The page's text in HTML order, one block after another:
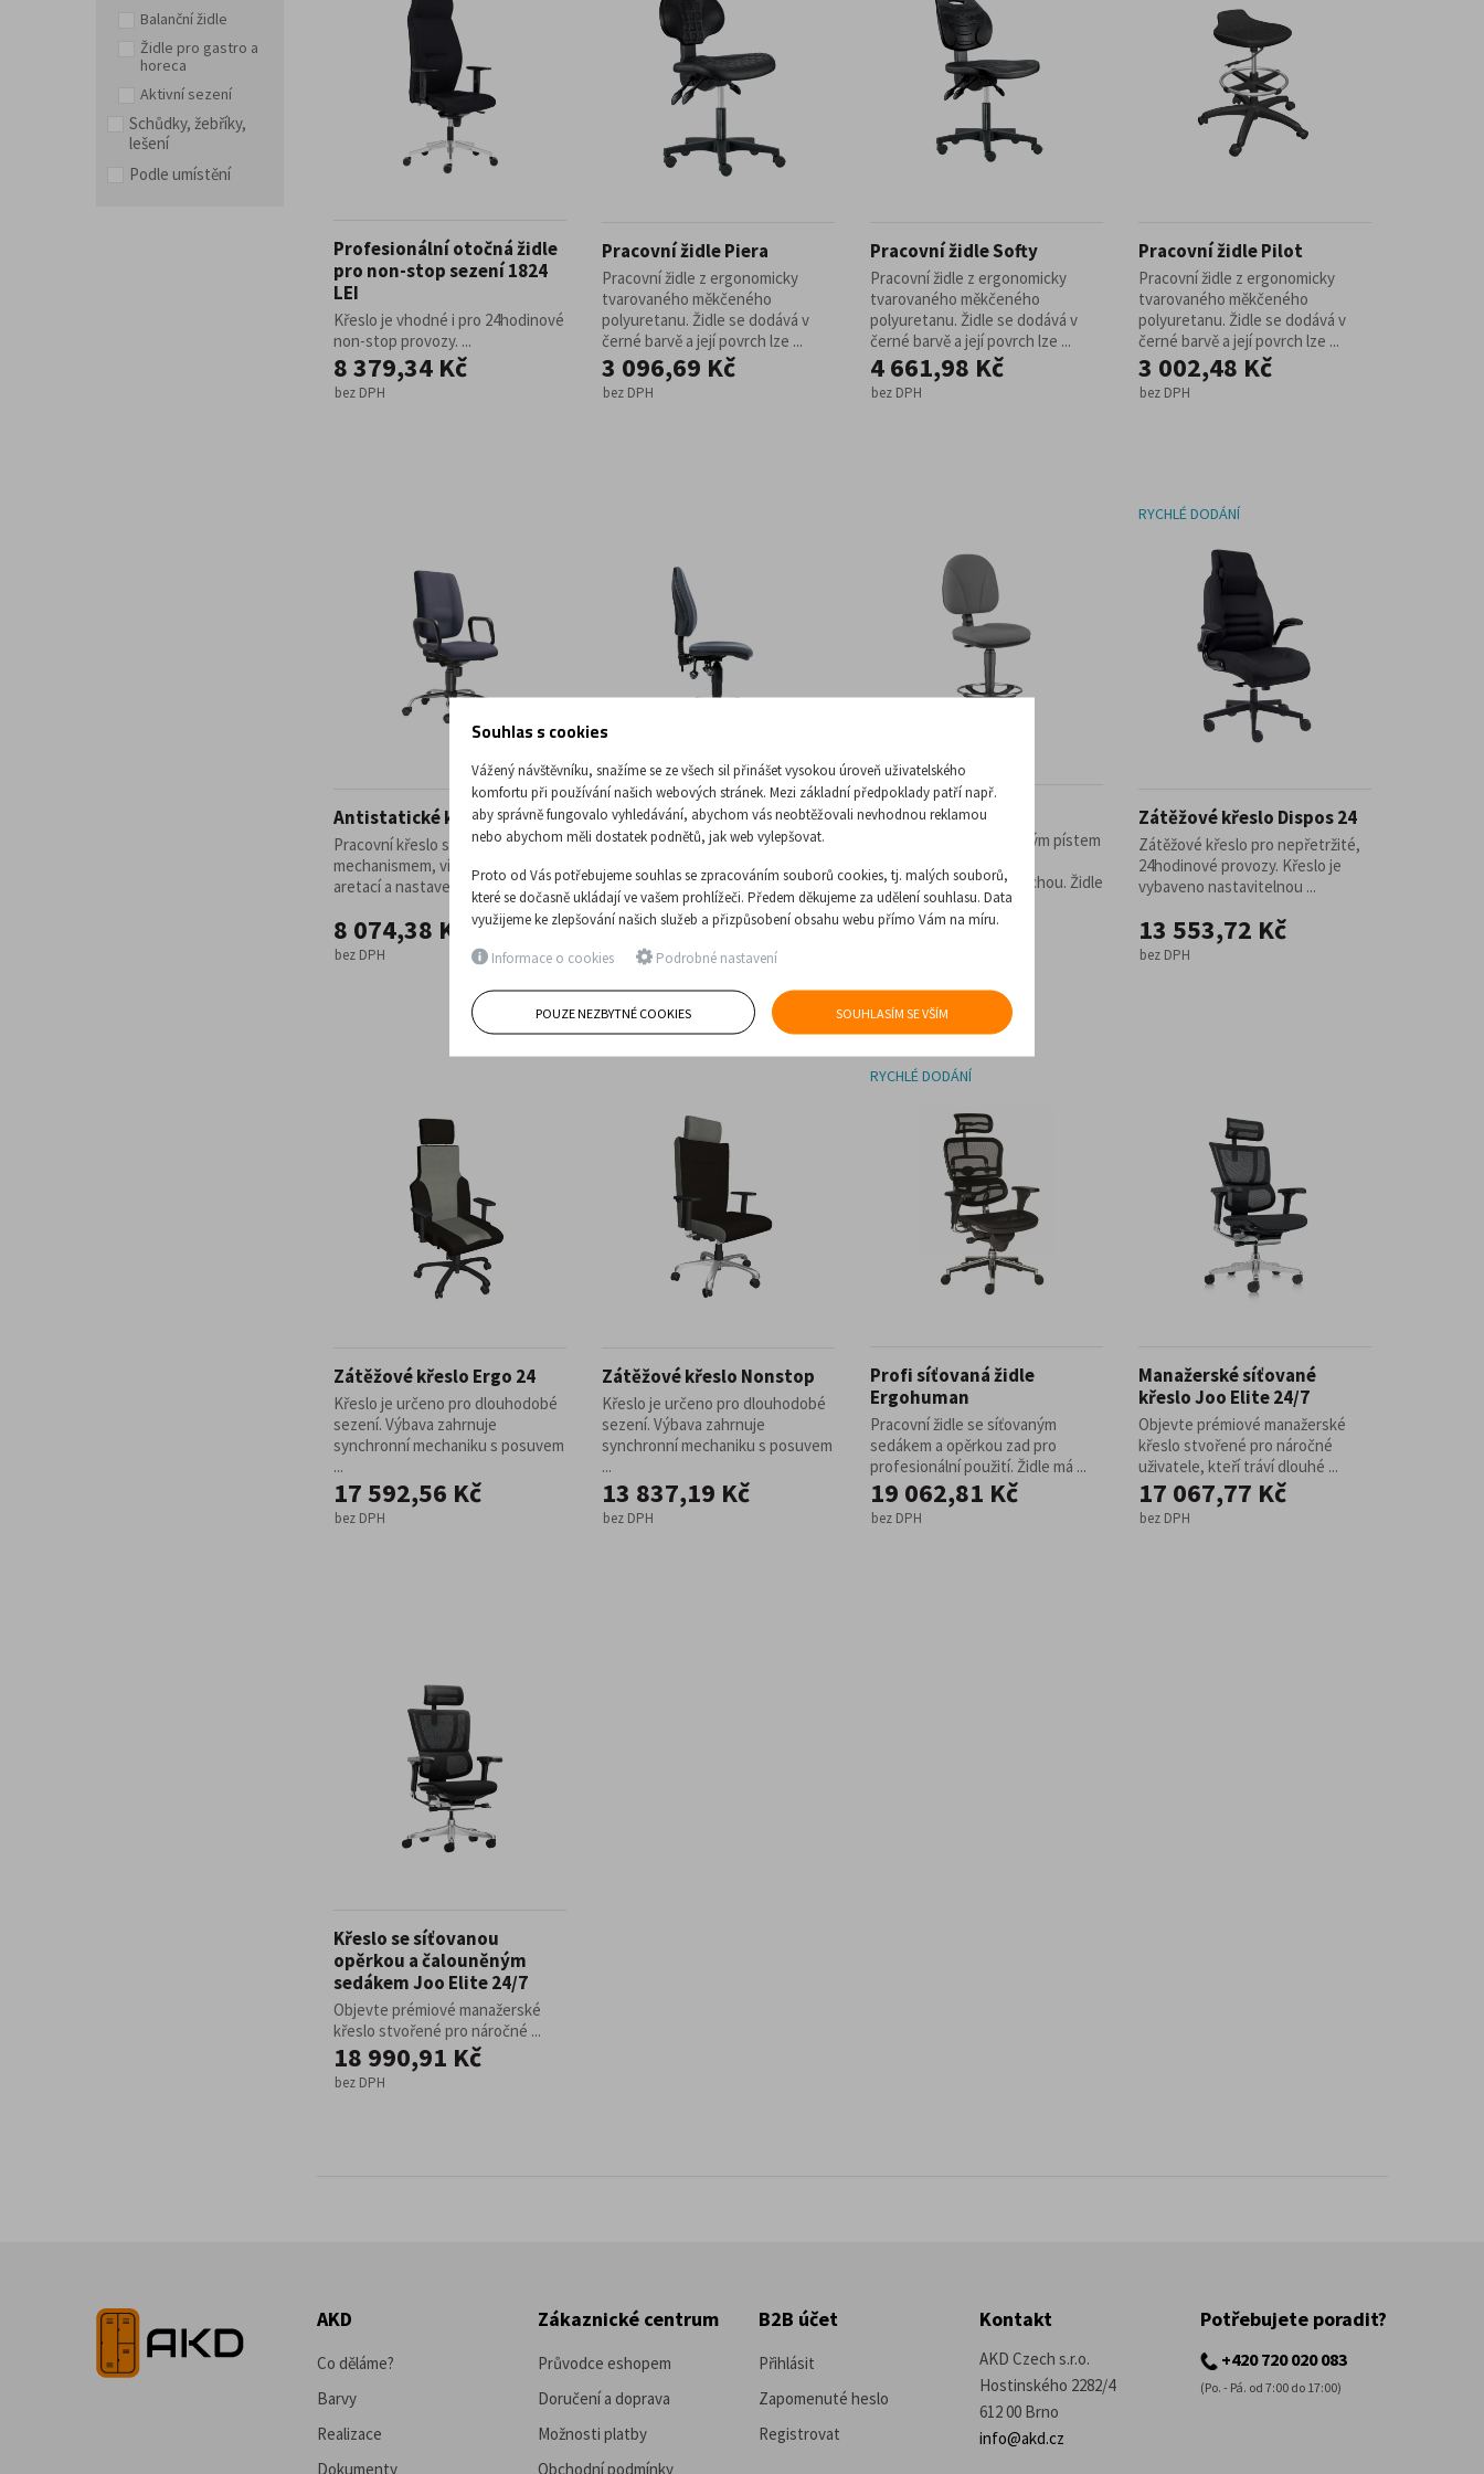
Doplňky a příslušenství pro kancelář
Balanční židle
Židle pro gastro a
horeca
Aktivní sezení
Schůdky, žebříky,
lešení
Podle umístění
Profesionální otočná židle
pro non-stop sezení 1824
LEI
Křeslo je vhodné i pro 24hodinové
non-stop provozy. ...
8 379,34 Kč
bez DPH
Pracovní židle Piera
Pracovní židle z ergonomicky
tvarovaného měkčeného
polyuretanu. Židle se dodává v
černé barvě a její povrch lze ...
3 096,69 Kč
bez DPH
Pracovní židle Softy
Pracovní židle z ergonomicky
tvarovaného měkčeného
polyuretanu. Židle se dodává v
černé barvě a její povrch lze ...
4 661,98 Kč
bez DPH
Pracovní židle Pilot
Pracovní židle z ergonomicky
tvarovaného měkčeného
polyuretanu. Židle se dodává v
černé barvě a její povrch lze ...
3 002,48 Kč
bez DPH
Antistatické křeslo 1380
Pracovní křeslo se synchronním
mechanismem, vícenásobnou
aretací a nastavením síly ...
8 074,38 Kč
bez DPH
Antistatická židle Panther
Pracovní židle s asynchronním
mechanismem s nezávislým
nastavením úhlu sedáku a ...
5 786,78 Kč
bez DPH
Pokladní židle 1040
Čalouněná židle s vysokým pístem
vyvýšenou pracovní plochou. Židle
má nastavitelný úhel ...
4 118,18 Kč
RYCHLÉ DODÁNÍ
Zátěžové křeslo Dispos 24
Zátěžové křeslo pro nepřetržité,
24hodinové provozy. Křeslo je
vybaveno nastavitelnou ...
13 553,72 Kč
bez DPH
Zátěžové křeslo Ergo 24
Křeslo je určeno pro dlouhodobé
sezení. Výbava zahrnuje
synchronní mechaniku s posuvem
...
17 592,56 Kč
bez DPH
Zátěžové křeslo Nonstop
Křeslo je určeno pro dlouhodobé
sezení. Výbava zahrnuje
synchronní mechaniku s posuvem
...
13 837,19 Kč
bez DPH
RYCHLÉ DODÁNÍ
Profi síťovaná židle
Ergohuman
Pracovní židle se síťovaným
sedákem a opěrkou zad pro
profesionální použití. Židle má ...
19 062,81 Kč
bez DPH
Manažerské síťované
křeslo Joo Elite 24/7
Objevte prémiové manažerské
křeslo stvořené pro náročné
uživatele, kteří tráví dlouhé ...
17 067,77 Kč
bez DPH
Křeslo se síťovanou
opěrkou a čalouněným
sedákem Joo Elite 24/7
Objevte prémiové manažerské
křeslo stvořené pro náročné ...
18 990,91 Kč
bez DPH
AKD
Co děláme?
Barvy
Realizace
Dokumenty
Zákaznické centrum
Průvodce eshopem
Doručení a doprava
Možnosti platby
Obchodní podmínky
B2B účet
Přihlásit
Zapomenuté heslo
Registrovat
Kontakt
AKD Czech s.r.o.
Hostinského 2282/4
612 00 Brno
info@akd.cz
Potřebujete poradit?
+420 720 020 083
(Po. - Pá. od 7:00 do 17:00)
Souhlas s cookies
Vážený návštěvníku, snažíme se ze všech sil přinášet vysokou úroveň uživatelského
komfortu při používání našich webových stránek. Mezi základní předpoklady patří např.
aby správně fungovalo vyhledávání, abychom vás neobtěžovali nevhodnou reklamou
nebo abychom měli dostatek podnětů, jak web vylepšovat.
Proto od Vás potřebujeme souhlas se zpracováním souborů cookies, tj. malých souborů,
které se dočasně ukládají ve vašem prohlížeči. Předem děkujeme za udělení souhlasu. Data
využijeme ke zlepšování našich služeb a přizpůsobení obsahu webu přímo Vám na míru.
Informace o cookies Podrobné nastavení
POUZE NEZBYTNÉ COOKIES SOUHLASÍM SE VŠÍM